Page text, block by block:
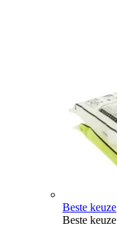
Beste keuze
Beste keuze